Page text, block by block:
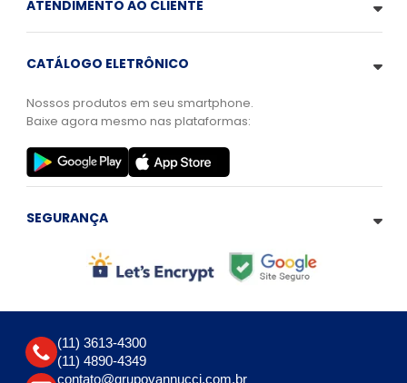
ATENDIMENTO AO CLIENTE
CATÁLOGO ELETRÔNICO
Nossos produtos em seu smartphone.
Baixe agora mesmo nas plataformas:
SEGURANÇA
(11) 3613-4300
(11) 4890-4349
contato@grupovannucci.com.br